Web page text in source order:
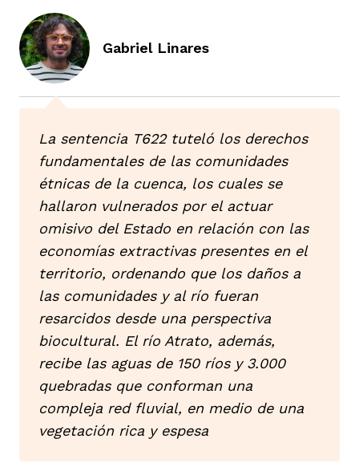
Gabriel Linares
La sentencia T622 tuteló los derechos
fundamentales de las comunidades
étnicas de la cuenca, los cuales se
hallaron vulnerados por el actuar
omisivo del Estado en relación con las
economías extractivas presentes en el
territorio, ordenando que los daños a
las comunidades y al río fueran
resarcidos desde una perspectiva
biocultural. El río Atrato, además,
recibe las aguas de 150 ríos y 3.000
quebradas que conforman una
compleja red fluvial, en medio de una
vegetación rica y espesa
2023
de Atrato
Baja
de estilo
periodistas locales
nuestro contenido